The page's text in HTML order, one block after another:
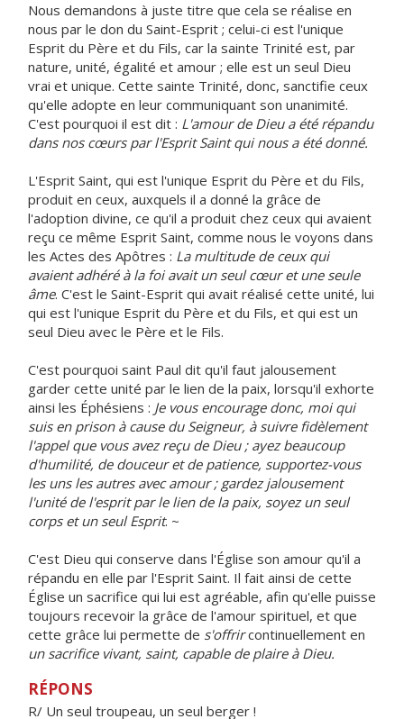
Nous demandons à juste titre que cela se réalise en
nous par le don du Saint-Esprit ; celui-ci est l'unique
Esprit du Père et du Fils, car la sainte Trinité est, par
nature, unité, égalité et amour ; elle est un seul Dieu
vrai et unique. Cette sainte Trinité, donc, sanctifie ceux
qu'elle adopte en leur communiquant son unanimité.
C'est pourquoi il est dit : L'amour de Dieu a été répandu
dans nos cœurs par l'Esprit Saint qui nous a été donné.
L'Esprit Saint, qui est l'unique Esprit du Père et du Fils,
produit en ceux, auxquels il a donné la grâce de
l'adoption divine, ce qu'il a produit chez ceux qui avaient
reçu ce même Esprit Saint, comme nous le voyons dans
les Actes des Apôtres : La multitude de ceux qui
avaient adhéré à la foi avait un seul cœur et une seule
âme. C'est le Saint-Esprit qui avait réalisé cette unité, lui
qui est l'unique Esprit du Père et du Fils, et qui est un
seul Dieu avec le Père et le Fils.
C'est pourquoi saint Paul dit qu'il faut jalousement
garder cette unité par le lien de la paix, lorsqu'il exhorte
ainsi les Éphésiens : Je vous encourage donc, moi qui
suis en prison à cause du Seigneur, à suivre fidèlement
l'appel que vous avez reçu de Dieu ; ayez beaucoup
d'humilité, de douceur et de patience, supportez-vous
les uns les autres avec amour ; gardez jalousement
l'unité de l'esprit par le lien de la paix, soyez un seul
corps et un seul Esprit. ~
C'est Dieu qui conserve dans l'Église son amour qu'il a
répandu en elle par l'Esprit Saint. Il fait ainsi de cette
Église un sacrifice qui lui est agréable, afin qu'elle puisse
toujours recevoir la grâce de l'amour spirituel, et que
cette grâce lui permette de s'offrircontinuellement en
un sacrifice vivant, saint, capable de plaire à Dieu.
RÉPONS
R/ Un seul troupeau, un seul berger !